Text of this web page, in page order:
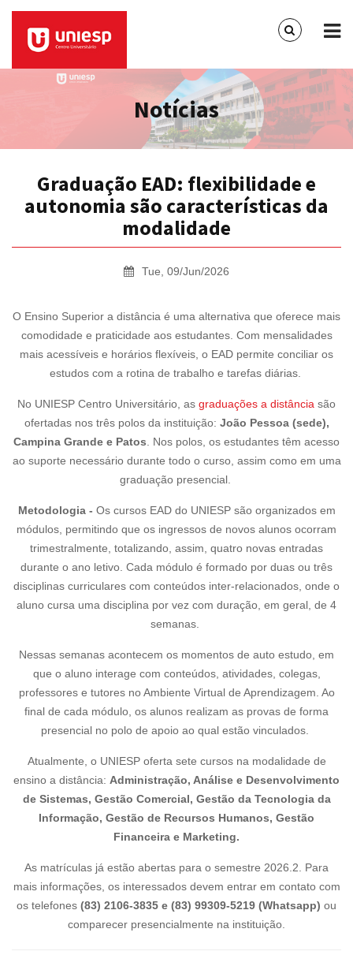
Notícias
Graduação EAD: flexibilidade e
autonomia são características da
modalidade
Tue, 09/Jun/2026
O Ensino Superior a distância é uma alternativa que oferece mais
comodidade e praticidade aos estudantes. Com mensalidades
mais acessíveis e horários flexíveis, o EAD permite conciliar os
estudos com a rotina de trabalho e tarefas diárias.
No UNIESP Centro Universitário, as graduações a distância são
ofertadas nos três polos da instituição: João Pessoa (sede),
Campina Grande e Patos . Nos polos, os estudantes têm acesso
ao suporte necessário durante todo o curso, assim como em uma
graduação presencial.
Metodologia - Os cursos EAD do UNIESP são organizados em
módulos, permitindo que os ingressos de novos alunos ocorram
trimestralmente, totalizando, assim, quatro novas entradas
durante o ano letivo. Cada módulo é formado por duas ou três
disciplinas curriculares com conteúdos inter-relacionados, onde o
aluno cursa uma disciplina por vez com duração, em geral, de 4
semanas.
Nessas semanas acontecem os momentos de auto estudo, em
que o aluno interage com conteúdos, atividades, colegas,
professores e tutores no Ambiente Virtual de Aprendizagem. Ao
final de cada módulo, os alunos realizam as provas de forma
presencial no polo de apoio ao qual estão vinculados.
Atualmente, o UNIESP oferta sete cursos na modalidade de
ensino a distância: Administração, Análise e Desenvolvimento
de Sistemas, Gestão Comercial, Gestão da Tecnologia da
Informação, Gestão de Recursos Humanos, Gestão
Financeira e Marketing.
As matrículas já estão abertas para o semestre 2026.2. Para
mais informações, os interessados devem entrar em contato com
os telefones (83) 2106-3835 e (83) 99309-5219 (Whatsapp) ou
comparecer presencialmente na instituição.